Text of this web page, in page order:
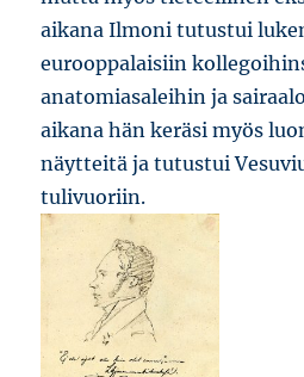
aikana Ilmoni tutustui
eurooppalaisiin
anatomiasaleihin ja
aikana hän keräsi myös
näytteitä ja tutustui
tulivuoriin.